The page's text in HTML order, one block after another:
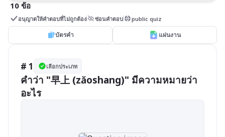
10 ข้อ
อนุญาตให้คำตอบที่ไม่ถูกต้อง ซ่อนคำตอบ public quiz
บัตรคำ แผ่นงาน
# 1 เลือกประเภท
คำว่า "早上 (zǎoshang)" มีความหมายว่า
อะไร